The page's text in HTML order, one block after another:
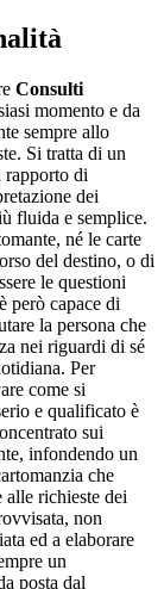
Consulti
momento e da
sempre allo
Si tratta di un
rapporto di
dei
fluida e semplice.
né le carte
del destino, o di
le questioni
però capace di
la persona che
nei riguardi di sé
Per
come si
e qualificato è
sui
infondendo un
che
alle richieste dei
non
ed a elaborare
un
posta dal